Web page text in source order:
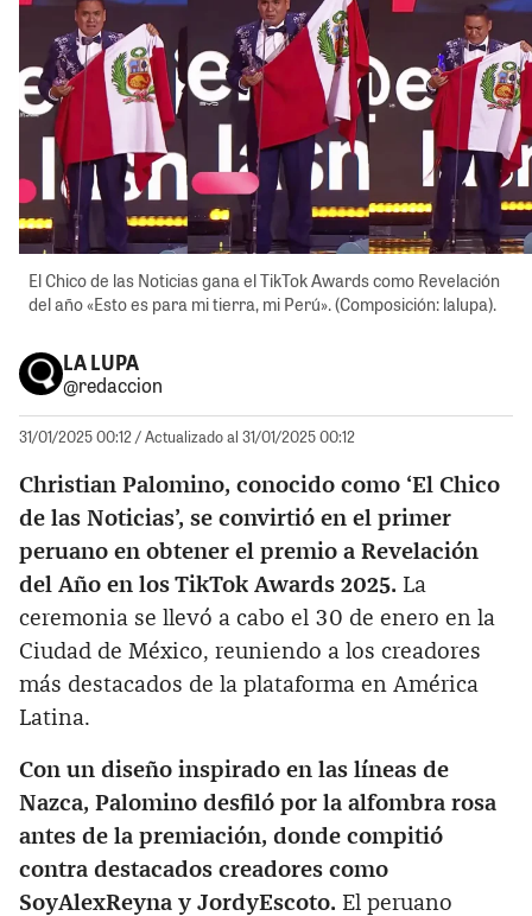
El Chico de las Noticias gana el TikTok Awards como Revelación
del año «Esto es para mi tierra, mi Perú». (Composición: lalupa).
LA LUPA
@redaccion
31/01/2025 00:12/ Actualizado al 31/01/2025 00:12
Christian Palomino, conocido como ‘El Chico
de las Noticias’, se convirtió en el primer
peruano en obtener el premio a Revelación
del Año en los TikTok Awards 2025. La
ceremonia se llevó a cabo el 30 de enero en la
Ciudad de México, reuniendo a los creadores
más destacados de la plataforma en América
Latina.
Con un diseño inspirado en las líneas de
Nazca, Palomino desfiló por la alfombra rosa
antes de la premiación, donde compitió
contra destacados creadores como
SoyAlexReyna y JordyEscoto. El peruano